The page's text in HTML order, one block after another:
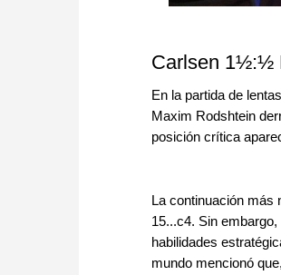
Carlsen 1½:½
En la partida de
Maxim Rodshtein
posición crítica
La continuación
15...c4. Sin
habilidades
mundo mencionó